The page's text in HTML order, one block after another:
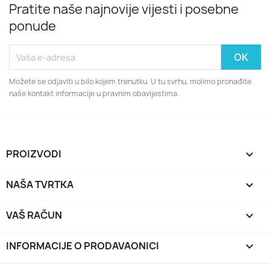
Pratite naše najnovije vijesti i posebne
ponude
Možete se odjaviti u bilo kojem trenutku. U tu svrhu, molimo pronađite
naše kontakt informacije u pravnim obavijestima.
PROIZVODI 
NAŠA TVRTKA 
VAŠ RAČUN 
INFORMACIJE O PRODAVAONICI keyboard_arrow_down